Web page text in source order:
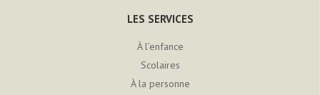
LES SERVICES
À l’enfance
Scolaires
À la personne